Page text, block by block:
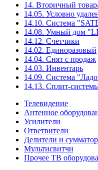
14. Вторичный
14.05. Условно
14.10. Система
14.08. Умный дом
14.12. Счетчики
14.02. Единоразовый
14.04. Снят с продаж
14.03. Инвентарь
14.09. Система
14.13. Сплит-
Телевидение
Антенное
Усилители
Ответвители
Делители и
Мультисвитчи
Прочее ТВ